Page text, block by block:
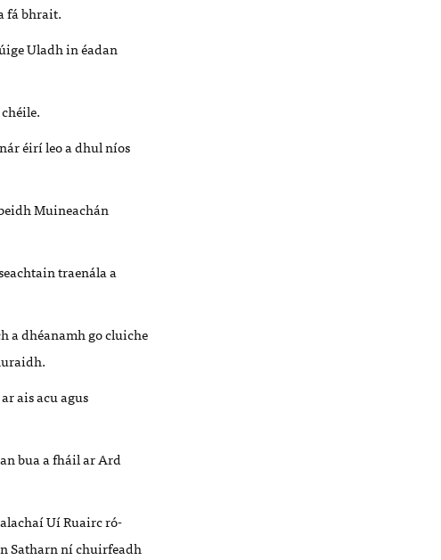
fá bhrait.
Uladh in éadan
éirí leo a dhul níos
Muineachán
traenála a
a dhéanamh go cluiche
ais acu agus
bua a fháil ar Ard
Uí Ruairc ró-
Satharn ní chuirfeadh